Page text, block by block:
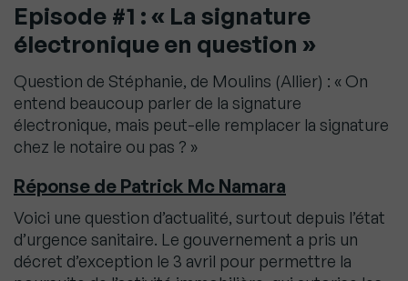
Episode #1 : « La signature
électronique en question »
Question de Stéphanie, de Moulins (Allier) : « On
entend beaucoup parler de la signature
électronique, mais peut-elle remplacer la signature
chez le notaire ou pas ? »
Réponse de Patrick Mc Namara
Voici une question d’actualité, surtout depuis l’état
d’urgence sanitaire. Le gouvernement a pris un
décret d’exception le 3 avril pour permettre la